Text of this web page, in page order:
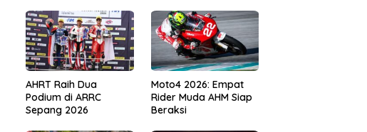
AHRT Raih Dua
Podium di ARRC
Sepang 2026
Moto4 2026: Empat
Rider Muda AHM Siap
Beraksi